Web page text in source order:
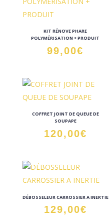
KIT RÉNOVE PHARE
POLYMÉRISATION + PRODUIT
99,00€
COFFRET JOINT DE QUEUE DE
SOUPAPE
120,00€
DÉBOSSELEUR CARROSSIER A INERTIE
129,00€